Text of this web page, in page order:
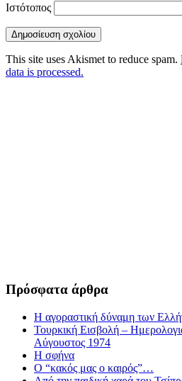
Ιστότοπος
This site uses Akismet to reduce spam.
data is processed.
Πρόσφατα άρθρα
Η αγοραστική δύναμη των
Τουρκική Εισβολή –
Αύγουστος 1974
Η σφήνα
Ο “κακός μας ο καιρός”…